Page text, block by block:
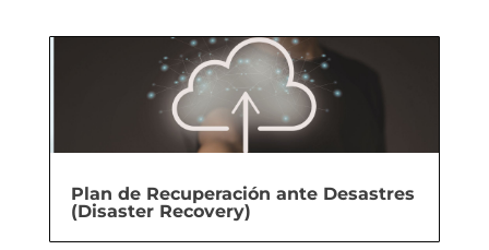
Plan de Recuperación ante Desastres
(Disaster Recovery)